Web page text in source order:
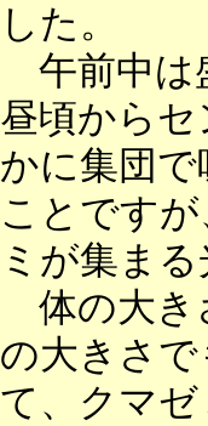
した。
午前中は
昼頃から
かに集団
ことです
ミが集ま
体の大き
の大きさ
て、クマ